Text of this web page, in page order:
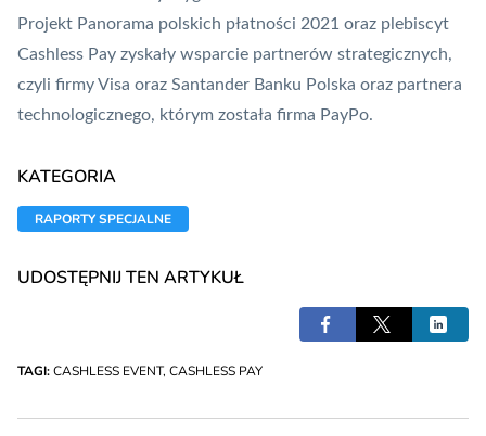
Projekt Panorama polskich płatności 2021 oraz plebiscyt
Cashless Pay zyskały wsparcie partnerów strategicznych,
czyli firmy Visa oraz Santander Banku Polska oraz partnera
technologicznego, którym została firma PayPo.
KATEGORIA
RAPORTY SPECJALNE
UDOSTĘPNIJ TEN ARTYKUŁ
TAGI:CASHLESS EVENT, CASHLESS PAY